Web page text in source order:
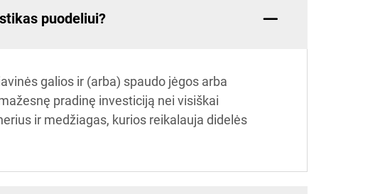
puodeliui?
galios ir (arba) spaudo jėgos arba
pradinę investiciją nei visiškai
ir medžiagas, kurios reikalauja didelės